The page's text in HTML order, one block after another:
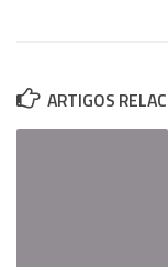
ARTIGOS